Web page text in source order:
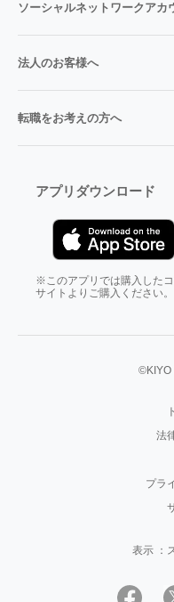
ソーシャルネットワークアカ
法人のお客様へ
転職をお考えの方へ
アプリダウンロード
※このアプリでは購入した
サイトよりご購入ください。
©KIYO
法
プラ
表示 ：